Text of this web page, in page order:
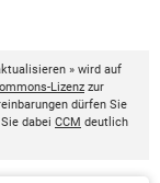
» wird auf
Lizenz zur
dürfen Sie
dabei CCM deutlich